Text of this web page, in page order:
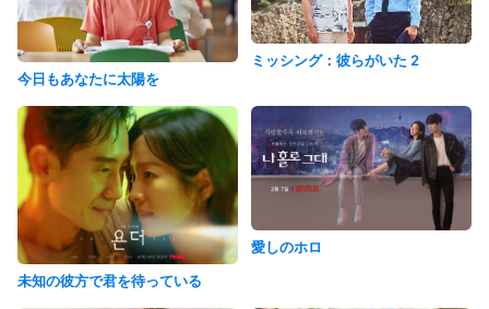
今日もあなたに太陽を
ミッシング：彼らがいた 2
未知の彼方で君を待っている
愛しのホロ